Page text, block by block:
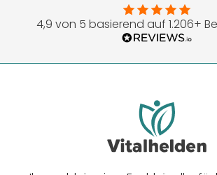
1
gehen
2
gehen
3
gehen
4
gehen
5
gehen
4,9 von 5 basierend auf 1.206+